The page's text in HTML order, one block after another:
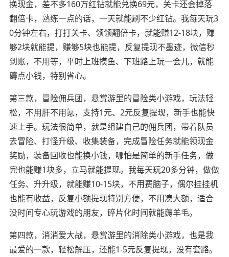
换现金，差不多160万红钻就能兑换69元，关卡还会掉落
翻倍卡，熟练一点的话，一天就能刷不少红钻。我每天玩3
0分钟左右，打打关卡、领领翻倍卡，就能赚12-18块，赚
够2块就能提，赚够5块也能提，反复提现不墨迹，微信秒
到账，不用等，平时上班摸鱼、下班路上玩一会儿，就能
薅点小钱，特别省心。
第三款，冒险佣兵团，悬赏游里的冒险类小游戏，玩法轻
松，不用肝不用氪，支持1元、2元反复提现，新手也能快
速上手。玩法很简单，就是组建自己的佣兵团，带着队员
去冒险、打怪升级、收集装备，完成冒险任务就能领现金
奖励，装备回收也能换小钱，哪怕是简单的新手任务，做
完也能赚1块多，立马就能提现。我每天玩20多分钟，做做
任务、升升级，就能赚10-15块，不用费脑子，偶尔挂挂机
也能有收益，反复小额提现特别方便，不用凑大额，适合
没时间专心玩游戏的朋友，碎片化时间就能薅羊毛。
第四款，消消爱大战，悬赏游里的消除类小游戏，也是我
最爱的一款，轻松解压，还能1-5元反复提现，没有套路。